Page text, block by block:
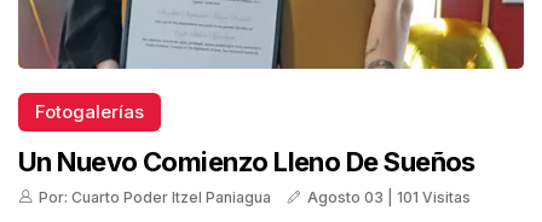
Fotogalerías
Un Nuevo Comienzo Lleno De Sueños
Por: Cuarto Poder Itzel Paniagua Agosto 03 | 101 Visitas